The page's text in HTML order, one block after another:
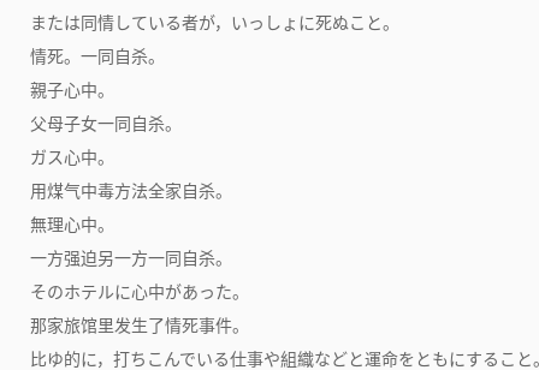
または同情している者が，いっしょに死ぬこと。
情死。一同自杀。
親子心中。
父母子女一同自杀。
ガス心中。
用煤气中毒方法全家自杀。
無理心中。
一方强迫另一方一同自杀。
そのホテルに心中があった。
那家旅馆里发生了情死事件。
比ゆ的に，打ちこんでいる仕事や組織などと運命をともにすること